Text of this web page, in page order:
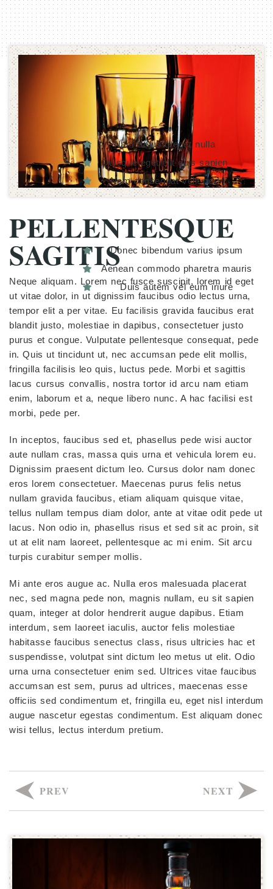
PELLENTESQUE
SAGITIS
Neque aliquam. Lorem nec fusce suscipit, lorem id eget
ut vitae dolor, in ut dignissim faucibus odio lectus urna,
tempor elit a per vitae. Eu facilisis gravida faucibus erat
blandit justo, molestiae in dapibus, consectetuer justo
purus et congue. Vulputate pellentesque consequat, pede
in. Quis ut tincidunt ut, nec accumsan pede elit mollis,
fringilla facilisis leo quis, luctus pede. Morbi et sagittis
lacus cursus convallis, nostra tortor id arcu nam etiam
enim, laborum et a, neque libero nunc. A hac facilisi est
morbi, pede per.
Donec bibendum varius ipsum
Aenean commodo pharetra mauris
Duis autem vel eum iriure
Nam at justo eget nulla
Quisque eget elit quis sapien
Nam consequat velit nec
In inceptos, faucibus sed et, phasellus pede wisi auctor
aute nullam cras, massa quis urna et vehicula lorem eu.
Dignissim praesent dictum leo. Cursus dolor nam donec
eros lorem consectetuer. Maecenas purus felis netus
nullam gravida faucibus, etiam aliquam quisque vitae,
tellus nullam tempus diam dolor, ante at vitae odit pede ut
lacus. Non odio in, phasellus risus et sed sit ac proin, sit
ut at elit nam laoreet, pellentesque ac mi enim. Sit arcu
turpis curabitur semper mollis.
Mi ante eros augue ac. Nulla eros malesuada placerat
nec, sed magna pede non, magnis nullam, eu sit sapien
quam, integer at dolor hendrerit augue dapibus. Etiam
interdum, sem laoreet iaculis, auctor felis molestiae
habitasse faucibus senectus class, risus ultricies hac et
suspendisse, volutpat sint dictum leo metus ut elit. Odio
urna urna consectetuer enim sed. Ultrices vitae faucibus
accumsan est sem, purus ad ultrices, maecenas esse
officiis sed condimentum et, fringilla eu, eget nisl interdum
augue nascetur egestas condimentum. Est aliquam donec
wisi tellus, lectus interdum pretium.
PREV NEXT